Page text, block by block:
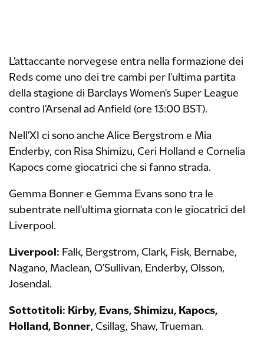
L'attaccante norvegese entra nella formazione dei
Reds come uno dei tre cambi per l'ultima partita
della stagione di Barclays Women's Super League
contro l'Arsenal ad Anfield (ore 13:00 BST).
Nell'XI ci sono anche Alice Bergstrom e Mia
Enderby, con Risa Shimizu, Ceri Holland e Cornelia
Kapocs come giocatrici che si fanno strada.
Gemma Bonner e Gemma Evans sono tra le
subentrate nell'ultima giornata con le giocatrici del
Liverpool.
Liverpool: Falk, Bergstrom, Clark, Fisk, Bernabe,
Nagano, Maclean, O'Sullivan, Enderby, Olsson,
Josendal.
Sottotitoli: Kirby, Evans, Shimizu, Kapocs,
Holland, Bonner, Csillag, Shaw, Trueman.